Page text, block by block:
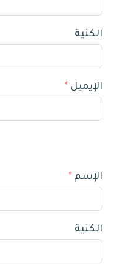
الكنية
الإيميل
الإسم
الكنية